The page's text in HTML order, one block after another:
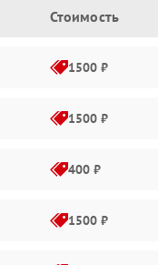
Стоимость
1500 ₽
1500 ₽
400 ₽
1500 ₽